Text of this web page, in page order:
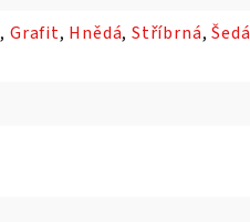
,Grafit, Hnědá,Stříbrná,Šedá